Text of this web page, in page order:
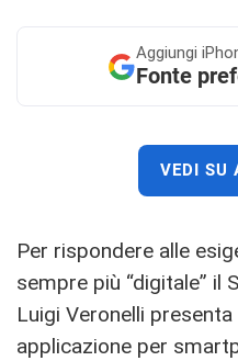
Aggiungi
Fonte
VEDI SU
Per rispondere alle
sempre più “digitale” il
Luigi Veronelli presenta
applicazione per